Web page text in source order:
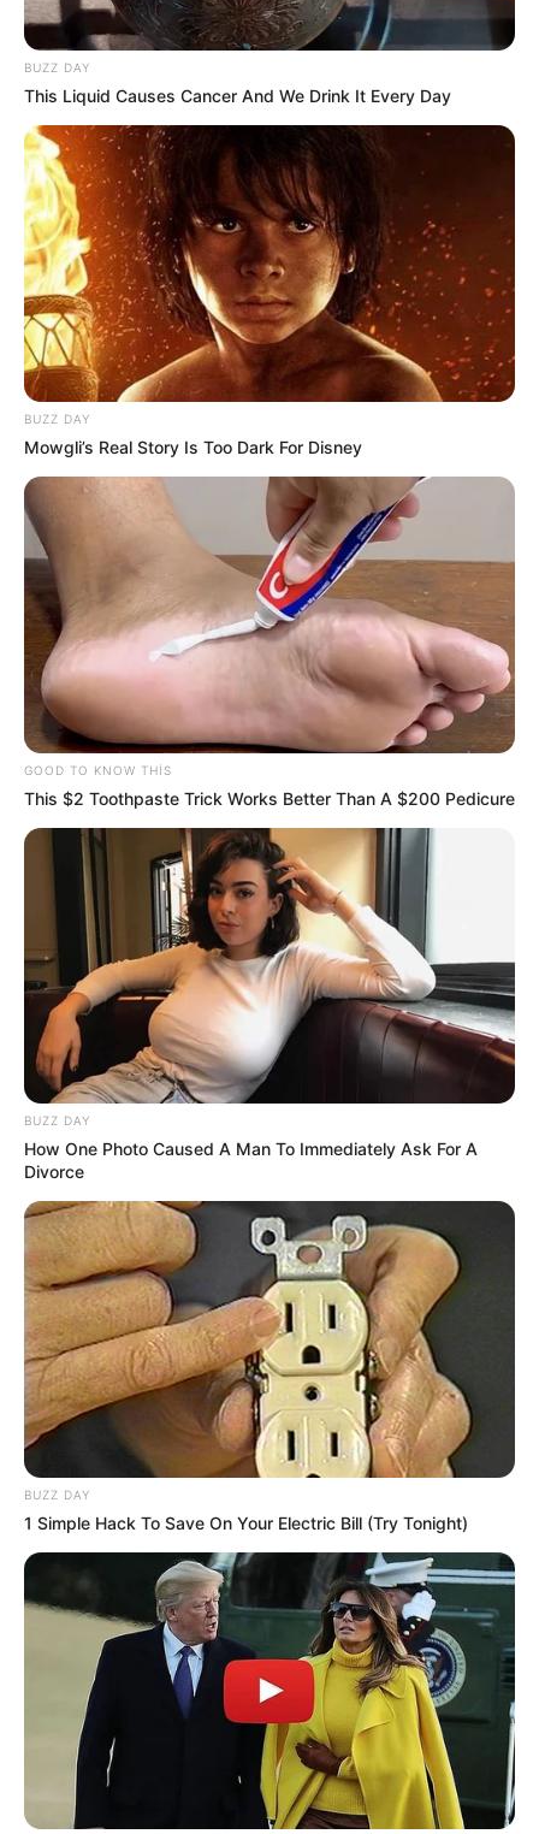
Mingəçevirdə kanalda batan
yeniyetmənin axtarışları aparılır
19:28 / 05 Avqust 2026
TƏCİLİ! Qardaş ölkə kritik sistemi Bakıya
təhvil verdi -
Tarixdə İLK
0 0
19:14 / 05 Avqust 2026
ABŞ və İran arasındakritik 48 saat
158 0 0
18:57 / 05 Avqust 2026
Bakıda ticarət mərkəzində FACİƏ:liftin
şaxtasına düşüb öldü
0
18:44 / 05 Avqust 2026 CƏMİYYƏT
Turistlər Azərbaycanda ən çox nədən
BUZZ DAY
This Liquid Causes Cancer And We Drink It Every Day
BUZZ DAY
Mowgli’s Real Story Is Too Dark For Disney
GOOD TO KNOW THIS
This $2 Toothpaste Trick Works Better Than A $200 Pedicure
BUZZ DAY
How One Photo Caused A Man To Immediately Ask For A
Divorce
BUZZ DAY
1 Simple Hack To Save On Your Electric Bill (Try Tonight)